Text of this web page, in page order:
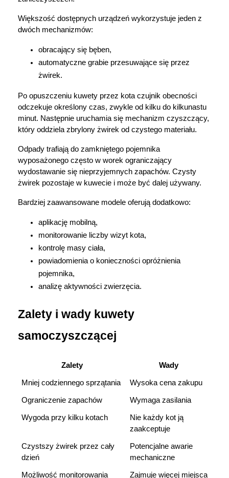
Większość dostępnych urządzeń wykorzystuje jeden z
dwóch mechanizmów:
obracający się bęben,
automatyczne grabie przesuwające się przez
żwirek.
Po opuszczeniu kuwety przez kota czujnik obecności
odczekuje określony czas, zwykle od kilku do kilkunastu
minut. Następnie uruchamia się mechanizm czyszczący,
który oddziela zbrylony żwirek od czystego materiału.
Odpady trafiają do zamkniętego pojemnika
wyposażonego często w worek ograniczający
wydostawanie się nieprzyjemnych zapachów. Czysty
żwirek pozostaje w kuwecie i może być dalej używany.
Bardziej zaawansowane modele oferują dodatkowo:
aplikację mobilną,
monitorowanie liczby wizyt kota,
kontrolę masy ciała,
powiadomienia o konieczności opróżnienia
pojemnika,
analizę aktywności zwierzęcia.
Zalety i wady kuwety
samoczyszczącej
Zalety Wady
Mniej codziennego sprzątania Wysoka cena zakupu
Ograniczenie zapachów Wymaga zasilania
Wygoda przy kilku kotach
Nie każdy kot ją
zaakceptuje
Czystszy żwirek przez cały
dzień
Potencjalne awarie
mechaniczne
Możliwość monitorowania Zajmuje więcej miejsca